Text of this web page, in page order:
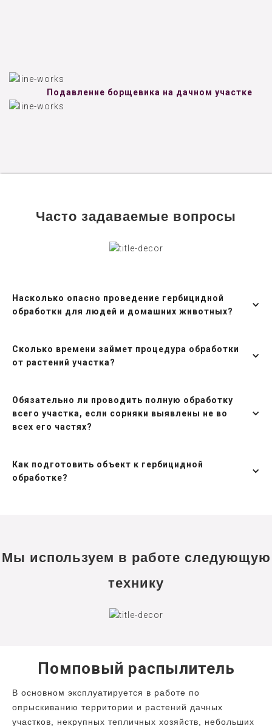
Подавление борщевика на дачном участке
Часто задаваемые вопросы
Насколько опасно проведение гербицидной
обработки для людей и домашних животных?
Сколько времени займет процедура обработки
от растений участка?
Обязательно ли проводить полную обработку
всего участка, если сорняки выявлены не во
всех его частях?
Как подготовить объект к гербицидной
обработке?
Мы используем в работе следующую
технику
Помповый распылитель
В основном эксплуатируется в работе по
опрыскиванию территории и растений дачных
участков, некрупных тепличных хозяйств, небольших